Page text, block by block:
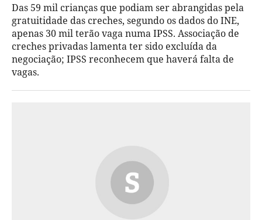
Das 59 mil crianças que podiam ser abrangidas pela
gratuitidade das creches, segundo os dados do INE,
apenas 30 mil terão vaga numa IPSS. Associação de
creches privadas lamenta ter sido excluída da
negociação; IPSS reconhecem que haverá falta de
vagas.